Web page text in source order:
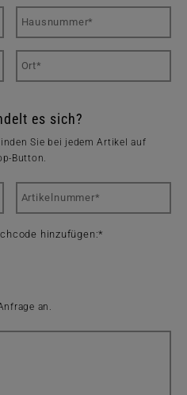
es sich?
Sie bei jedem Artikel auf
Button.
hinzufügen:*
an.